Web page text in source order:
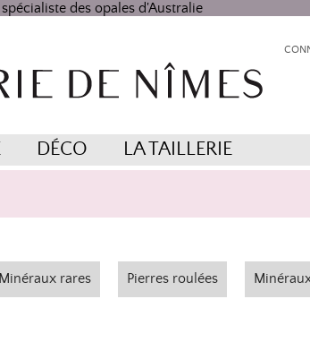
des opales d'Australie
DÉCO LA TAILLERIE
Minéraux rares Pierres roulées